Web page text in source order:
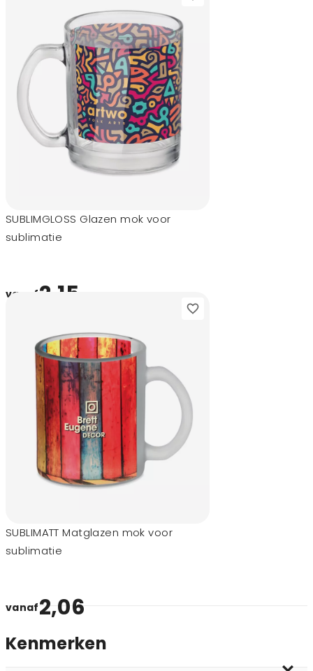
SUBLIMGLOSS Glazen mok voor
sublimatie
vanaf2,15
SUBLIMATT Matglazen mok voor
sublimatie
vanaf2,06
Kenmerken